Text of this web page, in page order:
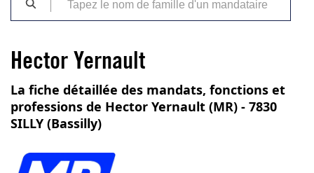
Hector Yernault
La fiche détaillée des mandats, fonctions et
professions de Hector Yernault (MR) - 7830
SILLY (Bassilly)